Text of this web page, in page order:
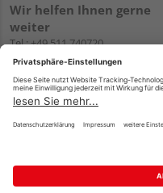
Wir helfen Ihnen gerne
weiter
Tel.:+49 511 740720
E-Mail:shop@holzland-
WhatsApp
Impressum AGB